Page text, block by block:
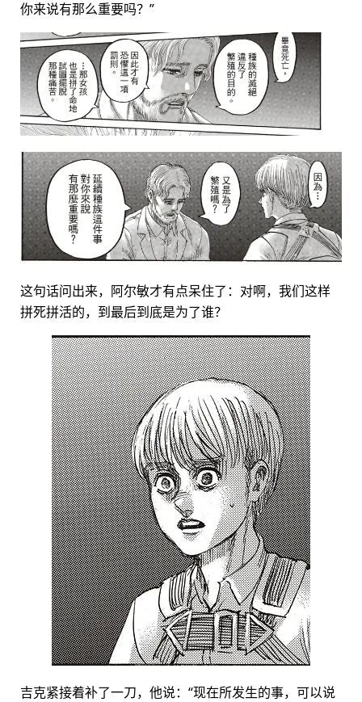
你来说有那么重要吗？”
这句话问出来，阿尔敏才有点呆住了：对啊，我们这样
拼死拼活的，到最后到底是为了谁？
吉克紧接着补了一刀，他说：“现在所发生的事，可以说